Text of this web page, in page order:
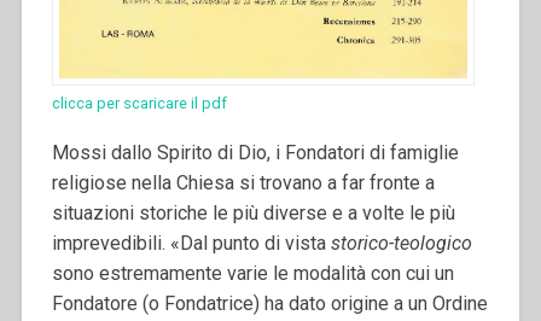
clicca per scaricare il pdf
Mossi dallo Spirito di Dio, i Fondatori di famiglie
religiose nella Chiesa si trovano a far fronte a
situazioni storiche le più diverse e a volte le più
imprevedibili. «Dal punto di vista storico-teologico
sono estremamente varie le modalità con cui un
Fondatore (o Fondatrice) ha dato origine a un Ordine